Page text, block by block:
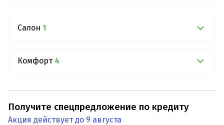
Салон 1
Комфорт 4
Получите спецпредложение по кредиту
Акция действует до 9 августа